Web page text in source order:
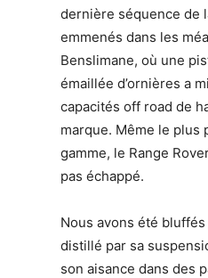
dernière séquence de
emmenés dans les
Benslimane, où une
émaillée d’ornières a
capacités off road de
marque. Même le plus
gamme, le Range
pas échappé.
Nous avons été
distillé par sa
son aisance dans des